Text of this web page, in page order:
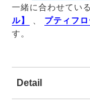
一緒に合わせてい
ル】
、 プティフ
す。
Detail